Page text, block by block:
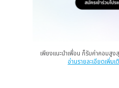
เพียงแนะนำเพื่อน ก็รับค่าคอมสู
อ่านรายละเอียดเพิ่ม